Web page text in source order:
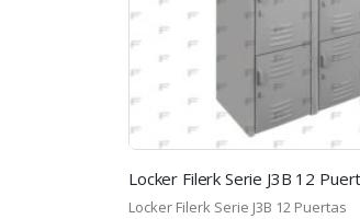
Locker Filerk Serie J3B 12
Locker Filerk Serie J3B 12 Puertas